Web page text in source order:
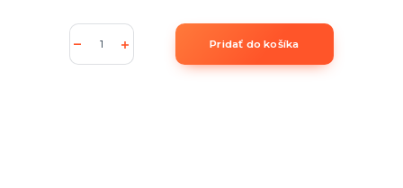
Pridať do košíka